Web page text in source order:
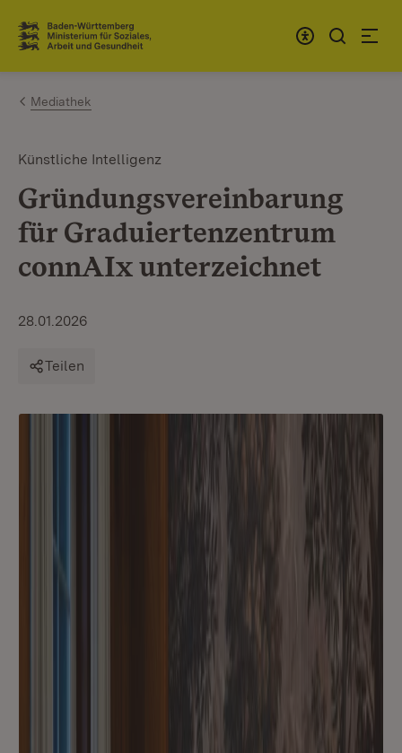
Zum Inhalt springen
Link zur Startseite
Mediathek
Künstliche Intelligenz
Gründungsvereinbarung
für Graduiertenzentrum
connAIx unterzeichnet
28.01.2026
Teilen